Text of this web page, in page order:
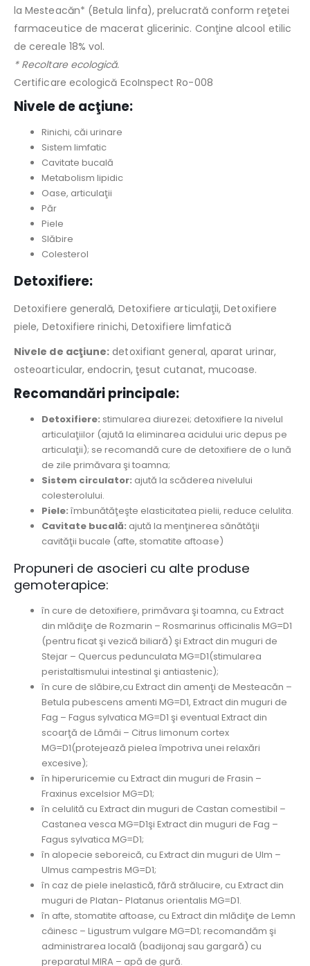
la Mesteacăn* (Betula linfa), prelucrată conform reţetei
farmaceutice de macerat glicerinic. Conţine alcool etilic
de cereale 18% vol.
* Recoltare ecologică.
Certificare ecologică EcoInspect Ro-008
Nivele de acţiune:
Rinichi, căi urinare
Sistem limfatic
Cavitate bucală
Metabolism lipidic
Oase, articulaţii
Păr
Piele
Slăbire
Colesterol
Detoxifiere:
Detoxifiere generală, Detoxifiere articulaţii, Detoxifiere
piele, Detoxifiere rinichi, Detoxifiere limfatică
Nivele de acţiune: detoxifiant general, aparat urinar,
osteoarticular, endocrin, ţesut cutanat, mucoase.
Recomandări principale:
Detoxifiere: stimularea diurezei; detoxifiere la nivelul
articulaţiilor (ajută la eliminarea acidului uric depus pe
articulaţii); se recomandă cure de detoxifiere de o lună
de zile primăvara şi toamna;
Sistem circulator: ajută la scăderea nivelului
colesterolului.
Piele: îmbunătăţeşte elasticitatea pielii, reduce celulita.
Cavitate bucală: ajută la menţinerea sănătăţii
cavităţii bucale (afte, stomatite aftoase)
Propuneri de asocieri cu alte produse
gemoterapice:
în cure de detoxifiere, primăvara şi toamna, cu Extract
din mlădiţe de Rozmarin – Rosmarinus officinalis MG=D1
(pentru ficat şi vezică biliară) şi Extract din muguri de
Stejar – Quercus pedunculata MG=D1(stimularea
peristaltismului intestinal şi antiastenic);
în cure de slăbire,cu Extract din amenţi de Mesteacăn –
Betula pubescens amenti MG=D1, Extract din muguri de
Fag – Fagus sylvatica MG=D1 şi eventual Extract din
scoarţă de Lămâi – Citrus limonum cortex
MG=D1(protejează pielea împotriva unei relaxări
excesive);
în hiperuricemie cu Extract din muguri de Frasin –
Fraxinus excelsior MG=D1;
în celulită cu Extract din muguri de Castan comestibil –
Castanea vesca MG=D1şi Extract din muguri de Fag –
Fagus sylvatica MG=D1;
în alopecie seboreică, cu Extract din muguri de Ulm –
Ulmus campestris MG=D1;
în caz de piele inelastică, fără strălucire, cu Extract din
muguri de Platan- Platanus orientalis MG=D1.
în afte, stomatite aftoase, cu Extract din mlădiţe de Lemn
câinesc – Ligustrum vulgare MG=D1; recomandăm şi
administrarea locală (badijonaj sau gargară) cu
preparatul MIRA – apă de gură.